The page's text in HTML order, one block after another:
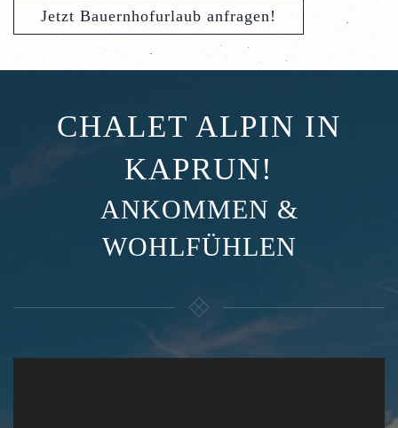
Jetzt Bauernhofurlaub anfragen!
CHALET ALPIN IN
KAPRUN!
ANKOMMEN &
WOHLFÜHLEN